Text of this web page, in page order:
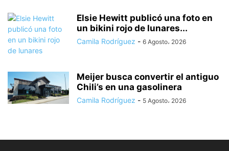
Elsie Hewitt publicó una foto en
un bikini rojo de lunares...
Camila Rodríguez - 6 Agosto، 2026
Meijer busca convertir el antiguo
Chili’s en una gasolinera
Camila Rodríguez - 5 Agosto، 2026